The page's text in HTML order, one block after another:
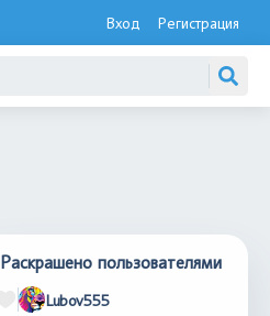
Вход Регистрация
Раскрашено пользователями
Lubov555